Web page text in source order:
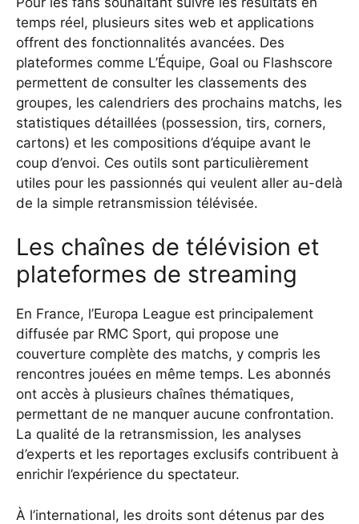
temps réel, plusieurs sites web et applications
offrent des fonctionnalités avancées. Des
plateformes comme L’Équipe, Goal ou Flashscore
permettent de consulter les classements des
groupes, les calendriers des prochains matchs, les
statistiques détaillées (possession, tirs, corners,
cartons) et les compositions d’équipe avant le
coup d’envoi. Ces outils sont particulièrement
utiles pour les passionnés qui veulent aller au-delà
de la simple retransmission télévisée.
Les chaînes de télévision et
plateformes de streaming
En France, l’Europa League est principalement
diffusée par RMC Sport, qui propose une
couverture complète des matchs, y compris les
rencontres jouées en même temps. Les abonnés
ont accès à plusieurs chaînes thématiques,
permettant de ne manquer aucune confrontation.
La qualité de la retransmission, les analyses
d’experts et les reportages exclusifs contribuent à
enrichir l’expérience du spectateur.
À l’international, les droits sont détenus par des